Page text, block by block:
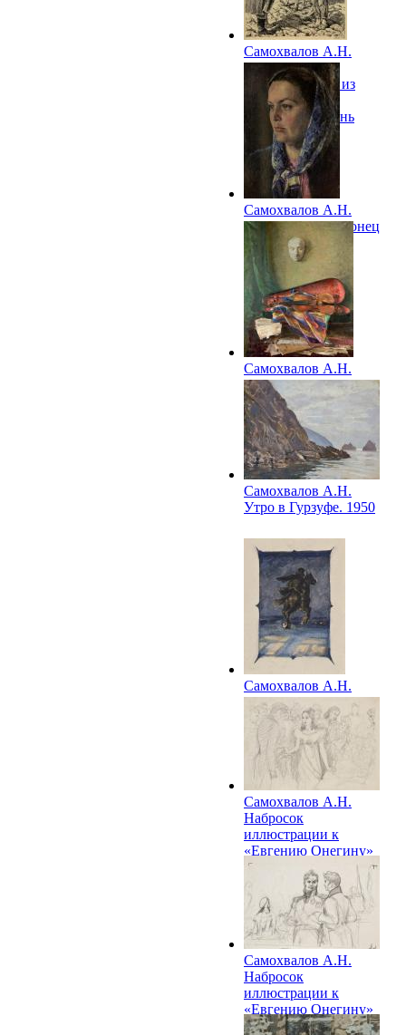
Самохвалов А.Н.
Иллюстрация к
«Путешествию из
Петербурга в
Москву». Любань
Самохвалов А.Н.
Портрет жены. Конец
1950-х
Самохвалов А.Н.
Натюрморт со
скрипкой. Конец
1950-х
Самохвалов А.Н.
Утро в Гурзуфе. 1950
Самохвалов А.Н.
Иллюстрация к
«Евгению Онегину»
А.С.Пушкина
Самохвалов А.Н.
Набросок
иллюстрации к
«Евгению Онегину»
А.С.Пушкина
Самохвалов А.Н.
Набросок
иллюстрации к
«Евгению Онегину»
А.С.Пушкина